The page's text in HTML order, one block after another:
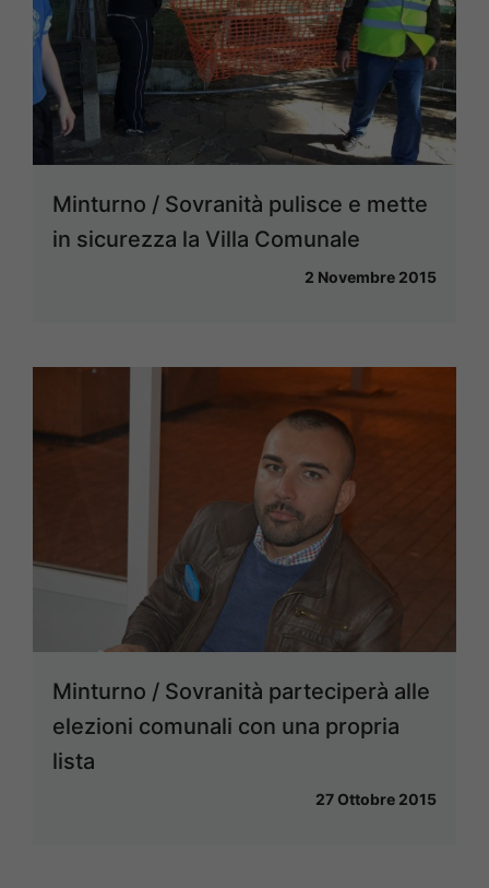
Minturno / Sovranità pulisce e mette
in sicurezza la Villa Comunale
2 Novembre 2015
Minturno / Sovranità parteciperà alle
elezioni comunali con una propria
lista
27 Ottobre 2015